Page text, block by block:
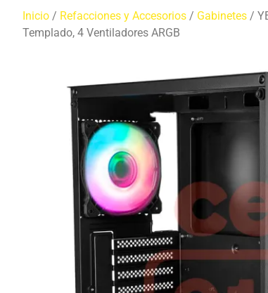
Inicio / Refacciones y Accesorios / Gabinetes /
Templado, 4 Ventiladores ARGB